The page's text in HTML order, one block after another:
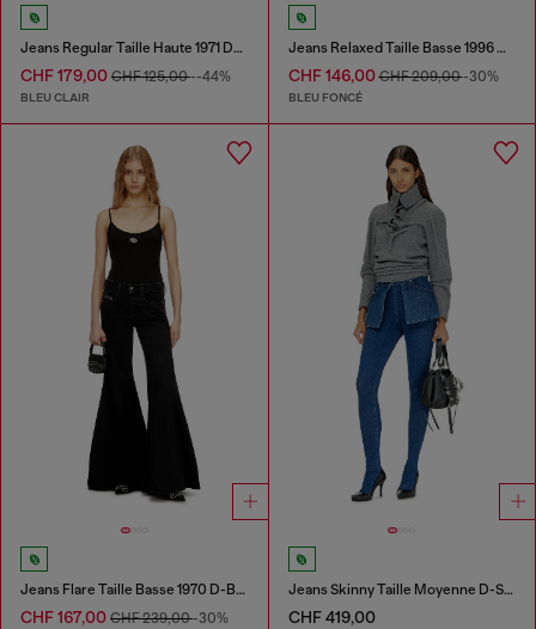
Jeans Regular Taille Haute 1971 D-Sent
CHF 179,00 CHF 125,00--44%
BLEU CLAIR
Jeans Relaxed Taille Basse 1996 D-Sire
CHF 146,00CHF 209,00-30%
BLEU FONCÉ
Jeans Flare Taille Basse 1970 D-Bleess
CHF 167,00 CHF 239,00-30%
Jeans Skinny Taille Moyenne D-Spika
CHF 419,00